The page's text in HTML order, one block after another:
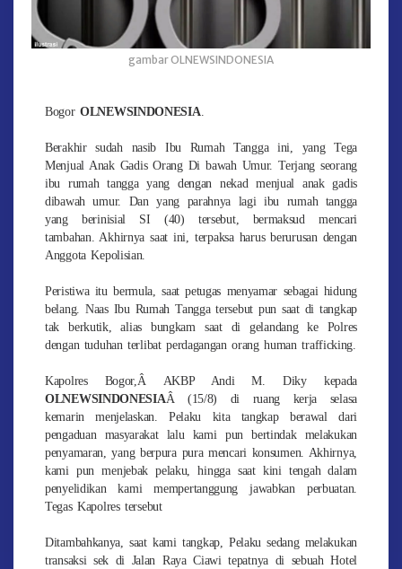
gambar OLNEWSINDONESIA
Bogor OLNEWSINDONESIA.
Berakhir sudah nasib Ibu Rumah Tangga ini, yang Tega
Menjual Anak Gadis Orang Di bawah Umur. Terjang seorang
ibu rumah tangga yang dengan nekad menjual anak gadis
dibawah umur. Dan yang parahnya lagi ibu rumah tangga
yang berinisial SI (40) tersebut, bermaksud mencari
tambahan. Akhirnya saat ini, terpaksa harus berurusan dengan
Anggota Kepolisian.
Peristiwa itu bermula, saat petugas menyamar sebagai hidung
belang. Naas Ibu Rumah Tangga tersebut pun saat di tangkap
tak berkutik, alias bungkam saat di gelandang ke Polres
dengan tuduhan terlibat perdagangan orang human trafficking.
Kapolres Bogor,Â AKBP Andi M. Diky kepada
OLNEWSINDONESIAÂ (15/8) di ruang kerja selasa
kemarin menjelaskan. Pelaku kita tangkap berawal dari
pengaduan masyarakat lalu kami pun bertindak melakukan
penyamaran, yang berpura pura mencari konsumen. Akhirnya,
kami pun menjebak pelaku, hingga saat kini tengah dalam
penyelidikan kami mempertanggung jawabkan perbuatan.
Tegas Kapolres tersebut
Ditambahkanya, saat kami tangkap, Pelaku sedang melakukan
transaksi sek di Jalan Raya Ciawi tepatnya di sebuah Hotel